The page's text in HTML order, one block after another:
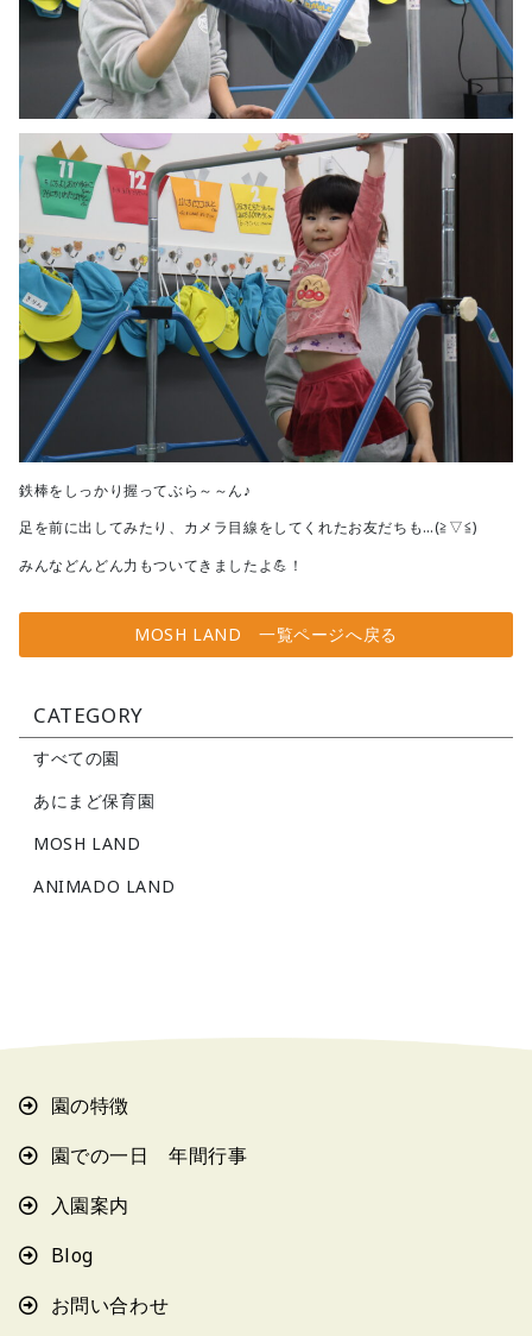
鉄棒をしっかり握ってぶら～～ん♪
足を前に出してみたり、カメラ目線をしてくれたお友だちも…(≧▽≦)
みんなどんどん力もついてきましたよ💪！
MOSH LAND 一覧ページへ戻る
CATEGORY
すべての園
あにまど保育園
MOSH LAND
ANIMADO LAND
園の特徴
園での一日 年間行事
入園案内
Blog
お問い合わせ